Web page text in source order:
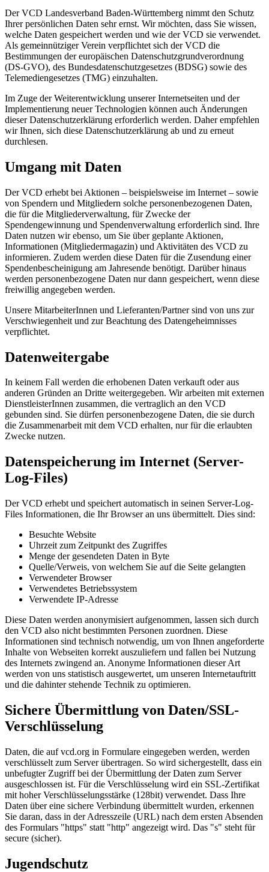
Der VCD Landesverband Baden-Württemberg nimmt den Schutz
Ihrer persönlichen Daten sehr ernst. Wir möchten, dass Sie wissen,
welche Daten gespeichert werden und wie der VCD sie verwendet.
Als gemeinnütziger Verein verpflichtet sich der VCD die
Bestimmungen der europäischen Datenschutzgrundverordnung
(DS-GVO), des Bundesdatenschutzgesetzes (BDSG) sowie des
Telemediengesetzes (TMG) einzuhalten.
Im Zuge der Weiterentwicklung unserer Internetseiten und der
Implementierung neuer Technologien können auch Änderungen
dieser Datenschutzerklärung erforderlich werden. Daher empfehlen
wir Ihnen, sich diese Datenschutzerklärung ab und zu erneut
durchlesen.
Umgang mit Daten
Der VCD erhebt bei Aktionen – beispielsweise im Internet – sowie
von Spendern und Mitgliedern solche personenbezogenen Daten,
die für die Mitgliederverwaltung, für Zwecke der
Spendengewinnung und Spendenverwaltung erforderlich sind. Ihre
Daten nutzen wir ebenso, um Sie über geplante Aktionen,
Informationen (Mitgliedermagazin) und Aktivitäten des VCD zu
informieren. Zudem werden diese Daten für die Zusendung einer
Spendenbescheinigung am Jahresende benötigt. Darüber hinaus
werden personenbezogene Daten nur dann gespeichert, wenn diese
freiwillig angegeben werden.
Unsere MitarbeiterInnen und Lieferanten/Partner sind von uns zur
Verschwiegenheit und zur Beachtung des Datengeheimnisses
verpflichtet.
Datenweitergabe
In keinem Fall werden die erhobenen Daten verkauft oder aus
anderen Gründen an Dritte weitergegeben. Wir arbeiten mit externen
DienstleisterInnen zusammen, die vertraglich an den VCD
gebunden sind. Sie dürfen personenbezogene Daten, die sie durch
die Zusammenarbeit mit dem VCD erhalten, nur für die erlaubten
Zwecke nutzen.
Datenspeicherung im Internet (Server-
Log-Files)
Der VCD erhebt und speichert automatisch in seinen Server-Log-
Files Informationen, die Ihr Browser an uns übermittelt. Dies sind:
Besuchte Website
Uhrzeit zum Zeitpunkt des Zugriffes
Menge der gesendeten Daten in Byte
Quelle/Verweis, von welchem Sie auf die Seite gelangten
Verwendeter Browser
Verwendetes Betriebssystem
Verwendete IP-Adresse
Diese Daten werden anonymisiert aufgenommen, lassen sich durch
den VCD also nicht bestimmten Personen zuordnen. Diese
Informationen sind technisch notwendig, um von Ihnen angeforderte
Inhalte von Webseiten korrekt auszuliefern und fallen bei Nutzung
des Internets zwingend an. Anonyme Informationen dieser Art
werden von uns statistisch ausgewertet, um unseren Internetauftritt
und die dahinter stehende Technik zu optimieren.
Sichere Übermittlung von Daten/SSL-
Verschlüsselung
Daten, die auf vcd.org in Formulare eingegeben werden, werden
verschlüsselt zum Server übertragen. So wird sichergestellt, dass ein
unbefugter Zugriff bei der Übermittlung der Daten zum Server
ausgeschlossen ist. Für die Verschlüsselung wird ein SSL-Zertifikat
mit hoher Verschlüsselungsstärke (128bit) verwendet. Dass Ihre
Daten über eine sichere Verbindung übermittelt wurden, erkennen
Sie daran, dass in der Adresszeile (URL) nach dem ersten Absenden
des Formulars "https" statt "http" angezeigt wird. Das "s" steht für
secure (sicher).
Jugendschutz